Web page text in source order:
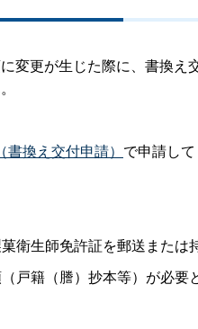
変更が生じた際に、書換
換え交付申請） で申請して
衛生師免許証を郵送また
戸籍（謄）抄本等）が必要